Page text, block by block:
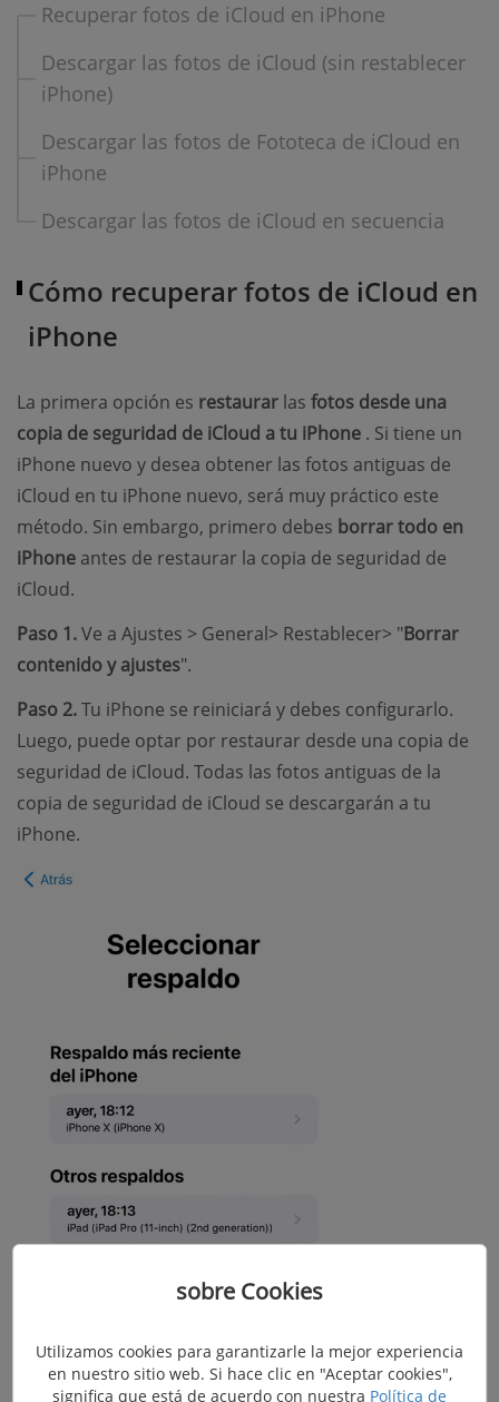
Recuperar fotos de iCloud en iPhone
Descargar las fotos de iCloud (sin restablecer
iPhone)
Descargar las fotos de Fototeca de iCloud en
iPhone
Descargar las fotos de iCloud en secuencia
Cómo recuperar fotos de iCloud en
iPhone
La primera opción es restaurar las fotos desde una
copia de seguridad de iCloud a tu iPhone . Si tiene un
iPhone nuevo y desea obtener las fotos antiguas de
iCloud en tu iPhone nuevo, será muy práctico este
método. Sin embargo, primero debes borrar todo en
iPhone antes de restaurar la copia de seguridad de
iCloud.
Paso 1.Ve a Ajustes > General> Restablecer> "Borrar
contenido y ajustes".
Paso 2.Tu iPhone se reiniciará y debes configurarlo.
Luego, puede optar por restaurar desde una copia de
seguridad de iCloud. Todas las fotos antiguas de la
copia de seguridad de iCloud se descargarán a tu
iPhone.
Si deseas exportar los archivos de tu iPhone
sobre Cookies
Utilizamos cookies para garantizarle la mejor experiencia
en nuestro sitio web. Si hace clic en "Aceptar cookies",
significa que está de acuerdo con nuestra Política de